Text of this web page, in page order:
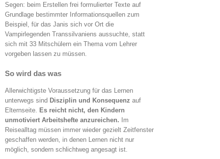
Segen: beim Erstellen frei formulierter Texte auf
Grundlage bestimmter Informationsquellen zum
Beispiel, für das Janis sich vor Ort die
Vampirlegenden Transsilvaniens aussuchte, statt
sich mit 33 Mitschülern ein Thema vom Lehrer
vorgeben lassen zu müssen.
So wird das was
Allerwichtigste Voraussetzung für das Lernen
unterwegs sind Disziplin und Konsequenz auf
Elternseite.
Es reicht nicht, den Kindern
unmotiviert Arbeitshefte anzureichen. Im
Reisealltag müssen immer wieder gezielt Zeitfenster
geschaffen werden, in denen Lernen nicht nur
möglich, sondern schlichtweg angesagt ist.